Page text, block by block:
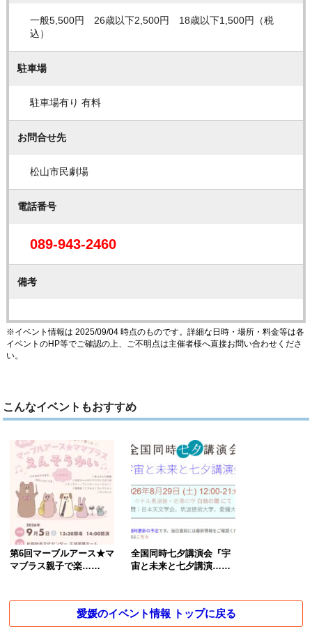
一般5,500円 26歳以下2,500円 18歳以下1,500円（税
込）
駐車場
駐車場有り 有料
お問合せ先
松山市民劇場
電話番号
089-943-2460
備考
※イベント情報は 2025/09/04 時点のものです。詳細な日時・場所・料金等は各
イベントのHP等でご確認の上、ご不明点は主催者様へ直接お問い合わせくださ
い。
こんなイベントもおすすめ
第6回マーブルアース★マ
マブラス親子で楽……
全国同時七夕講演会『宇
宙と未来と七夕講演……
愛媛のイベント情報 トップに戻る